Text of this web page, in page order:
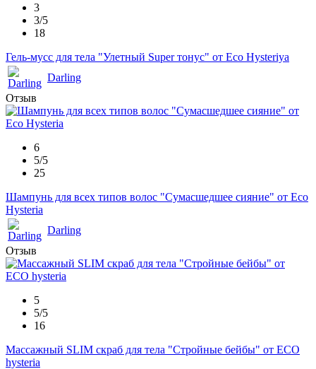
3
3/5
18
Гель-мусс для тела "Улетный Super тонус" от Eco Hysteriya
Darling
Отзыв
6
5/5
25
Шампунь для всех типов волос "Сумасшедшее сияние" от Eco
Hysteria
Darling
Отзыв
5
5/5
16
Массажный SLIM скраб для тела "Стройные бейбы" от ECO
hysteria